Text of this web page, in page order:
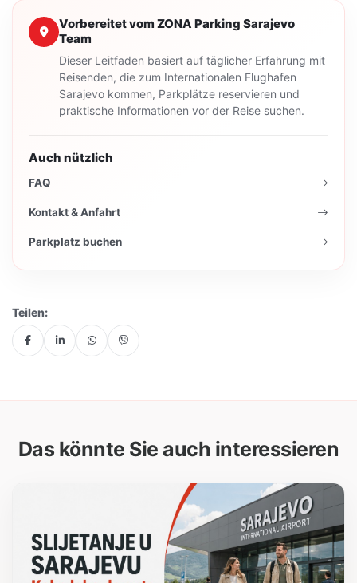
Vorbereitet vom ZONA Parking Sarajevo
Team
Dieser Leitfaden basiert auf täglicher Erfahrung mit
Reisenden, die zum Internationalen Flughafen
Sarajevo kommen, Parkplätze reservieren und
praktische Informationen vor der Reise suchen.
Auch nützlich
FAQ
Kontakt & Anfahrt
Parkplatz buchen
Teilen:
Das könnte Sie auch interessieren